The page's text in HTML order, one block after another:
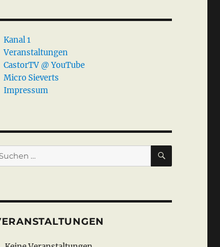
Kanal 1
Veranstaltungen
CastorTV @ YouTube
Micro Sieverts
Impressum
SUCHEN